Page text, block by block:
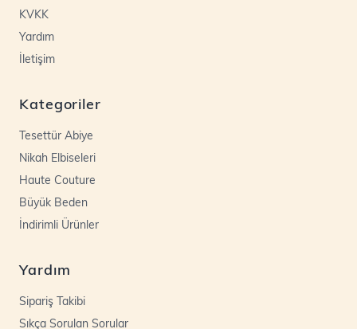
KVKK
Yardım
İletişim
Kategoriler
Tesettür Abiye
Nikah Elbiseleri
Haute Couture
Büyük Beden
İndirimli Ürünler
Yardım
Sipariş Takibi
Sıkça Sorulan Sorular